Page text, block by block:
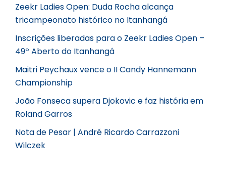
Zeekr Ladies Open: Duda Rocha alcança
tricampeonato histórico no Itanhangá
Inscrições liberadas para o Zeekr Ladies Open –
49º Aberto do Itanhangá
Maitri Peychaux vence o II Candy Hannemann
Championship
João Fonseca supera Djokovic e faz história em
Roland Garros
Nota de Pesar | André Ricardo Carrazzoni
Wilczek